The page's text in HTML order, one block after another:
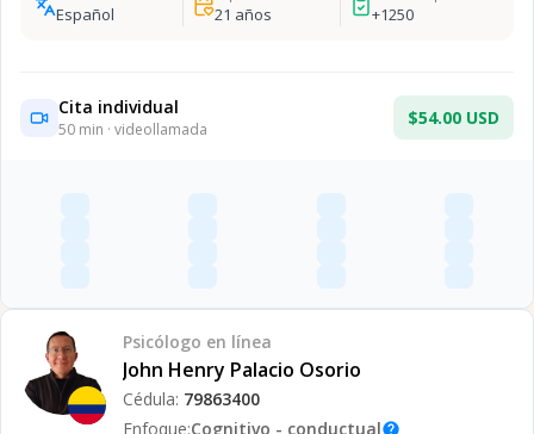
Español 21 años +1250
Cita individual
50 min · videollamada
$54.00 USD
Psicólogo en línea
John Henry Palacio Osorio
Cédula: 79863400
Enfoque:Cognitivo - conductualhelp